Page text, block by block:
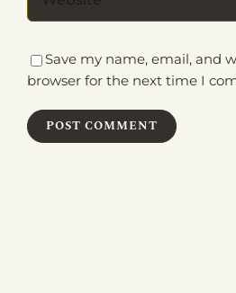
Save my name, email, and
browser for the next time I